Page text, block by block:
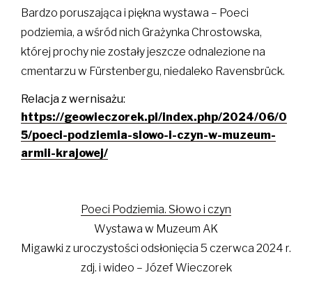
Bardzo poruszająca i piękna wystawa – Poeci
podziemia, a wśród nich Grażynka Chrostowska,
której prochy nie zostały jeszcze odnalezione na
cmentarzu w Fürstenbergu, niedaleko Ravensbrück.
Relacja z wernisażu:
https://geowieczorek.pl/index.php/2024/06/0
5/poeci-podziemia-slowo-i-czyn-w-muzeum-
armii-krajowej/
Poeci Podziemia. Słowo i czyn
Wystawa w Muzeum AK
Migawki z uroczystości odsłonięcia 5 czerwca 2024 r.
zdj. i wideo – Józef Wieczorek